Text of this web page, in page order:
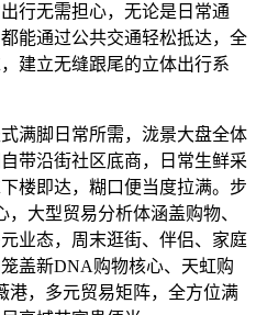
行无需担心，无论是日常通
能通过公共交通轻松抵达，全
建立无缝跟尾的立体出行系
脚日常所需，泷景大盘全体
带沿街社区底商，日常生鲜采
楼即达，糊口便当度拉满。步
大型贸易分析体涵盖购物、
业态，周末逛街、伴侣、家庭
盖新DNA购物核心、天虹购
港，多元贸易矩阵，全方位满